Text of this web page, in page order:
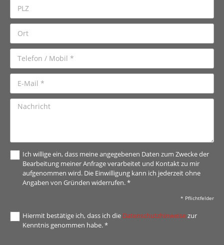
Ich willige ein, dass meine angegebenen Daten zum Zwecke der
Bearbeitung meiner Anfrage verarbeitet und Kontakt zu mir
aufgenommen wird. Die Einwilligung kann ich jederzeit ohne
Angaben von Gründen widerrufen. *
* Pflichtfelder
Hiermit bestätige ich, dass ich die Datenschutzhinweisezur
Kenntnis genommen habe. *